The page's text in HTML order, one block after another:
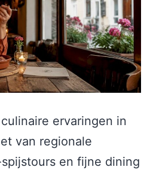
ervaringen in
van regionale
en fijne dining